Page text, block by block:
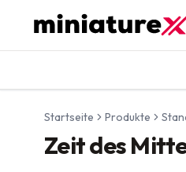
Startseite Produkte
Zeit des